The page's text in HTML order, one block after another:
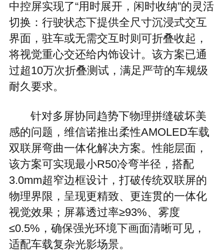
中控屏实现了“用时展开，闲时收纳”的灵活
切换：行驶状态下提供全尺寸沉浸式交互
界面，驻车或无需交互时则可折叠收起，
将视觉重心交还给内饰设计。该方案已通
过超10万次折叠测试，满足严苛的车规级
耐久要求。
针对多屏协同趋势下物理拼缝破坏美
感的问题，维信诺推出柔性AMOLED车载
双联屏弯曲一体化解决方案。性能层面，
该方案可实现最小R50冷弯半径，搭配
3.0mm超窄边框设计，打破传统双联屏的
物理界限，呈现更精致、更连贯的一体化
视觉效果；屏幕透过率≥93%、雾度
≤0.5%，确保强光环境下画面清晰可见，
适配车载复杂光影场景。